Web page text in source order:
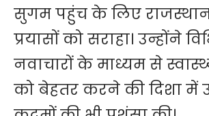
सुगम पहुंच के लिए
प्रयासों को सराहा। उन्होंने
नवाचारों के माध्यम से
को बेहतर करने की दिशा में